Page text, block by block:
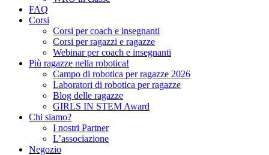
FAQ
Corsi
Corsi per coach e insegnanti
Corsi per ragazzi e ragazze
Webinar per coach e insegnanti
Più ragazze nella robotica!
Campo di robotica per ragazze 2026
Laboratori di robotica per ragazze
Blog delle ragazze
GIRLS IN STEM Award
Chi siamo?
I nostri Partner
L’associazione
Negozio